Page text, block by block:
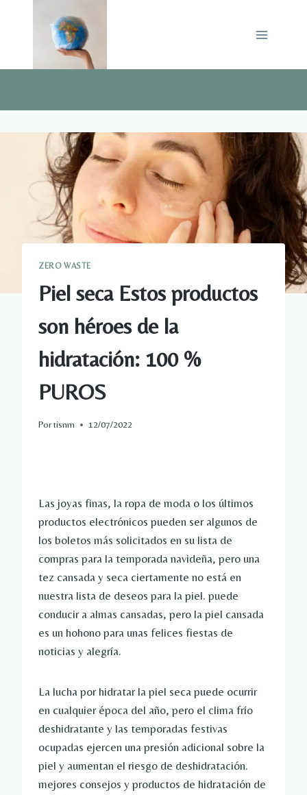
ZERO WASTE
Piel seca Estos productos
son héroes de la
hidratación: 100 %
PUROS
Portisnm 12/07/2022
Las joyas finas, la ropa de moda o los últimos
productos electrónicos pueden ser algunos de
los boletos más solicitados en su lista de
compras para la temporada navideña, pero una
tez cansada y seca ciertamente no está en
nuestra lista de deseos para la piel. puede
conducir a almas cansadas, pero la piel cansada
es un hohono para unas felices fiestas de
noticias y alegría.
La lucha por hidratar la piel seca puede ocurrir
en cualquier época del año, pero el clima frío
deshidratante y las temporadas festivas
ocupadas ejercen una presión adicional sobre la
piel y aumentan el riesgo de deshidratación.
mejores consejos y productos de hidratación de